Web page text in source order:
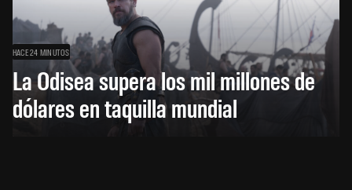
HACE 24 MINUTOS
La Odisea supera los mil millones de
dólares en taquilla mundial